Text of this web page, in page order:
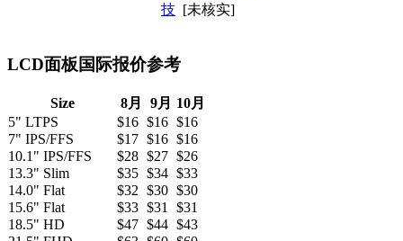
技 [未核实]
LCD面板国际报价参考
Size 8月 9月 10月
5" LTPS
$16 $16 $16
7" IPS/FFS
$17 $16 $16
10.1" IPS/FFS
$28 $27 $26
13.3" Slim
$35 $34 $33
14.0" Flat
$32 $30 $30
15.6" Flat
$33 $31
$31
18.5" HD
$47 $44 $43